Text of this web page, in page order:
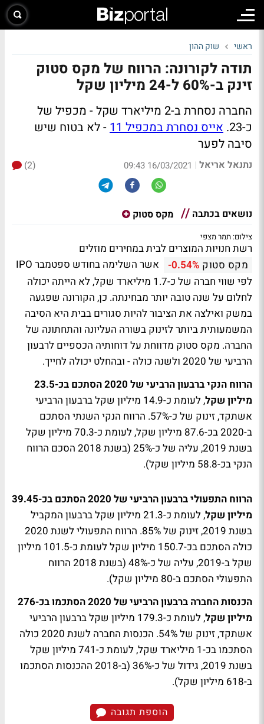
ראשי שוק ההון
תודה לקורונה: הרווח של מקס סטוק
זינק ב-60% ל-24 מיליון שקל
החברה נסחרת ב-2 מיליארד שקל - מכפיל של
כ-23.
אייס נסחרת במכפיל 11
- לא בטוח שיש
סיבה לפער
נתנאל אריאל |
16/03/2021 09:43
(2)
נושאים בכתבה מקס סטוק
צילום: תמר מצפי
רשת חנויות המוצרים לבית במחירים מוזלים
מקס סטוק -0.54%
אשר השלימה בחודש ספטמבר IPO
לפי שווי חברה של כ-1.7 מיליארד שקל, לא הייתה יכולה
לחלום על שנה טובה יותר מבחינתה. כן, הקורונה שפגעה
במשק ואילצה את הציבור להיות סגורים בבית היא הסיבה
המשמעותית ביותר לזינוק בשורה העליונה והתחתונה של
החברה. מקס סטוק מדווחת על דוחותיה הכספיים לרבעון
הרביעי של 2020 ולשנה כולה - ובהחלט יכולה לחייך.
הרווח הנקי ברבעון הרביעי של 2020 הסתכם בכ-23.5
מיליון שקל
, לעומת כ-14.9 מיליון שקל ברבעון הרביעי
אשתקד, זינוק של כ-57%. הרווח הנקי השנתי הסתכם
ב-2020 בכ-87.6 מיליון שקל, לעומת כ-70.3 מיליון שקל
בשנת 2019, עליה של כ-25% (בשנת 2018 הסכם הרווח
הנקי בכ-58.8 מיליון שקל).
הרווח התפעולי ברבעון הרביעי של 2020 הסתכם בכ-39.45
מיליון שקל
, לעומת כ-21.3 מיליון שקל ברבעון המקביל
בשנת 2019, זינוק של 85%. הרווח התפעולי לשנת 2020
כולה הסתכם בכ-150.7 מיליון שקל לעומת כ-101.5 מיליון
שקל ב-2019, עליה של כ-48% (בשנת 2018 הרווח
התפעולי הסתכם ב-80 מיליון שקל).
הכנסות החברה ברבעון הרביעי של 2020 הסתכמו בכ-276
מיליון שקל
, לעומת כ-179.3 מיליון שקל ברבעון הרביעי
אשתקד, זינוק של 54%. הכנסות החברה לשנת 2020 כולה
הסתכמו בכ-1 מיליארד שקל, לעומת כ-741 מיליון שקל
בשנת 2019, גידול של כ-36% (ב-2018 ההכנסות הסתכמו
ב-618 מיליון שקל).
הוספת תגובה